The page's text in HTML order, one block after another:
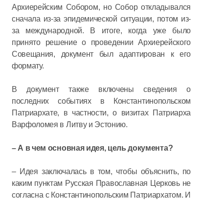
Архиерейским Собором, но Собор откладывался
сначала из-за эпидемической ситуации, потом из-
за международной. В итоге, когда уже было
принято решение о проведении Архиерейского
Совещания, документ был адаптирован к его
формату.
В документ также включены сведения о
последних событиях в Константинопольском
Патриархате, в частности, о визитах Патриарха
Варфоломея в Литву и Эстонию.
– А в чем основная идея, цель документа?
– Идея заключалась в том, чтобы объяснить, по
каким пунктам Русская Православная Церковь не
согласна с Константинопольским Патриархатом. И